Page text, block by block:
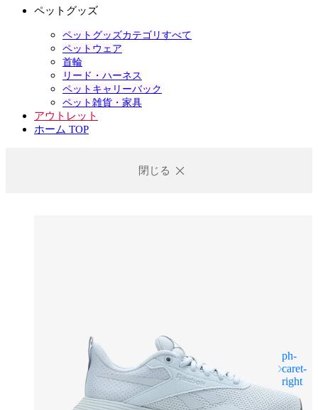
ペットグッズ
ペットグッズカテゴリすべて
ペットウェア
首輪
リード・ハーネス
ペットキャリーバック
ペット雑貨・家具
アウトレット
ホーム TOP
閉じる